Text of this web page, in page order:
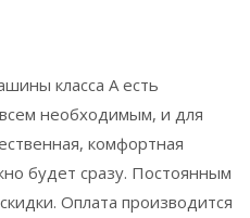
класса А есть
необходимым, и для
комфортная
будет сразу. Постоянным
Оплата производится